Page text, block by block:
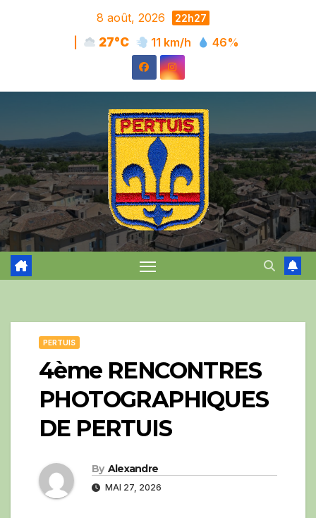
8 août, 2026 22h27
27°C 11 km/h 46%
PERTUIS
4ème RENCONTRES
PHOTOGRAPHIQUES
DE PERTUIS
By Alexandre
MAI 27, 2026